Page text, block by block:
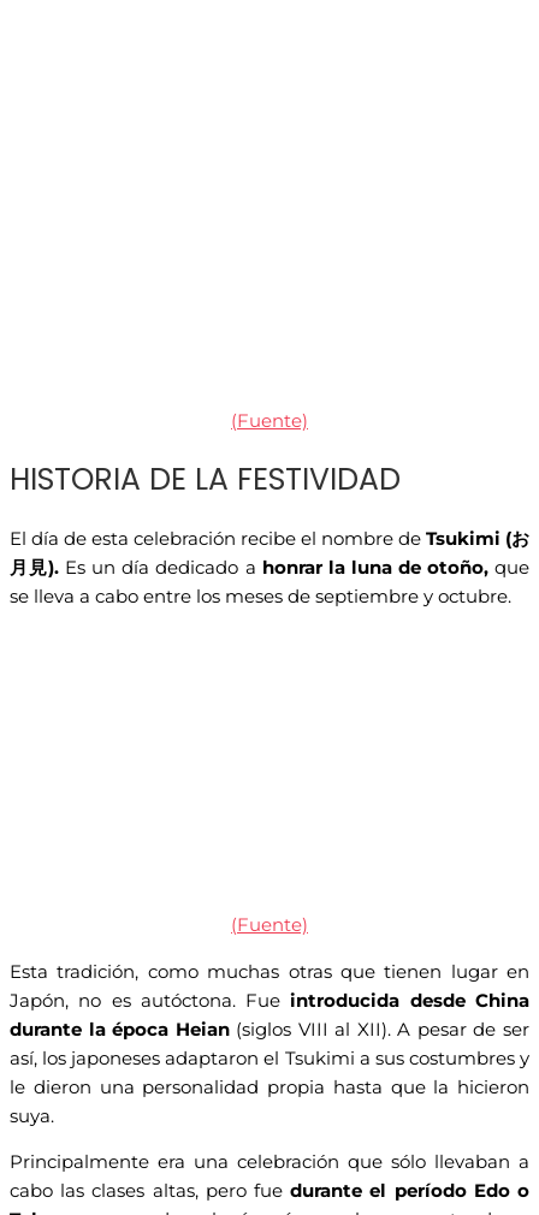
(Fuente)
HISTORIA DE LA FESTIVIDAD
El día de esta celebración recibe el nombre de Tsukimi (お
月見). Es un día dedicado a honrar la luna de otoño,que
se lleva a cabo entre los meses de septiembre y octubre.
(Fuente)
Esta tradición, como muchas otras que tienen lugar en
Japón, no es autóctona. Fueintroducida desde China
durante la época Heian(siglos VIII al XII). A pesar de ser
así, los japoneses adaptaron el Tsukimi a sus costumbres y
le dieron una personalidad propia hasta que la hicieron
suya.
Principalmente era una celebración que sólo llevaban a
cabo las clases altas, pero fuedurante el período Edo o